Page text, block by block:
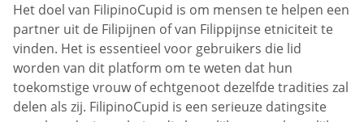
Het doel van FilipinoCupid is om mensen te helpen een
partner uit de Filipijnen of van Filippijnse etniciteit te
vinden. Het is essentieel voor gebruikers die lid
worden van dit platform om te weten dat hun
toekomstige vrouw of echtgenoot dezelfde tradities zal
delen als zij. FilipinoCupid is een serieuze datingsite